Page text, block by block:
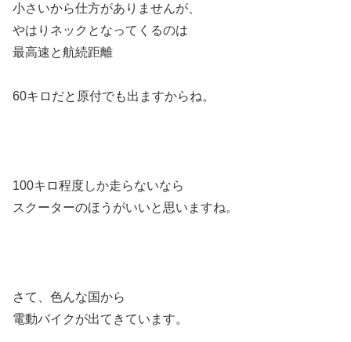
小さいから仕方がありませんが、
やはりネックとなってくるのは
最高速と航続距離
60キロだと原付でも出ますからね。
100キロ程度しか走らないなら
スクーターのほうがいいと思いますね。
さて、色んな国から
電動バイクが出てきています。